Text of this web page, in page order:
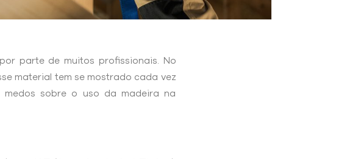
parte de muitos profissionais. No
material tem se mostrado cada vez
medos sobre o uso da madeira na